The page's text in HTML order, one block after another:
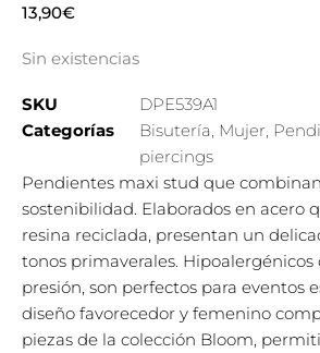
13,90€
Sin existencias
SKU
DPE539A1
Categorías
Bisutería, Mujer,
piercings
Pendientes maxi stud que
sostenibilidad. Elaborados en acero
resina reciclada, presentan un
tonos primaverales. Hipoalergénicos
presión, son perfectos para eventos
diseño favorecedor y femenino
piezas de la colección Bloom,